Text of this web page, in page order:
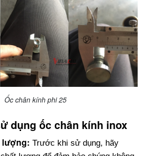
Ốc chân kính phi 25
dụng ốc chân kính inox
lượng: Trước khi sử dụng, hãy